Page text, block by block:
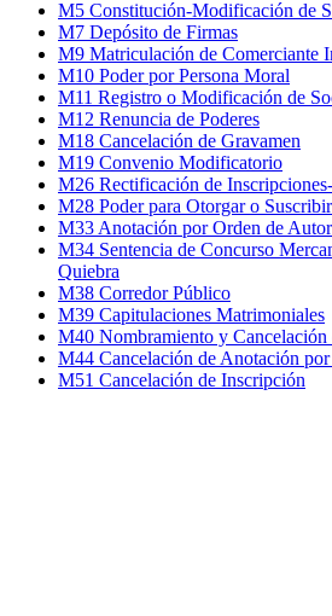
M5 Constitución-Modificación de
M7 Depósito de Firmas
M9 Matriculación de Comerciante
M10 Poder por Persona Moral
M11 Registro o Modificación de
M12 Renuncia de Poderes
M18 Cancelación de Gravamen
M19 Convenio Modificatorio
M26 Rectificación de
M28 Poder para Otorgar o
M33 Anotación por Orden de
M34 Sentencia de Concurso
Quiebra
M38 Corredor Público
M39 Capitulaciones Matrimoniales
M40 Nombramiento y Cancelación
M44 Cancelación de Anotación
M51 Cancelación de Inscripción